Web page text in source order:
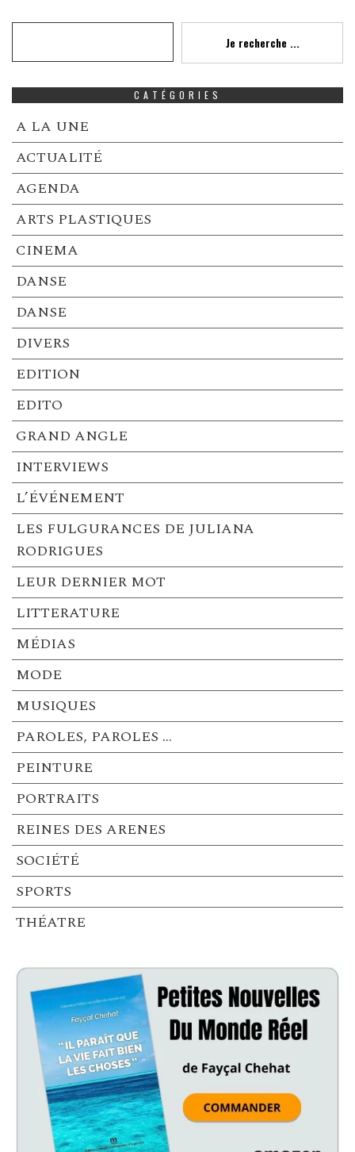
Je recherche ...
CATÉGORIES
A LA UNE
ACTUALITÉ
AGENDA
ARTS PLASTIQUES
CINEMA
DANSE
DANSE
DIVERS
EDITION
EDITO
GRAND ANGLE
INTERVIEWS
L’ÉVÉNEMENT
LES FULGURANCES DE JULIANA
RODRIGUES
LEUR DERNIER MOT
LITTERATURE
MÉDIAS
MODE
MUSIQUES
PAROLES, PAROLES …
PEINTURE
PORTRAITS
REINES DES ARENES
SOCIÉTÉ
SPORTS
THÉATRE